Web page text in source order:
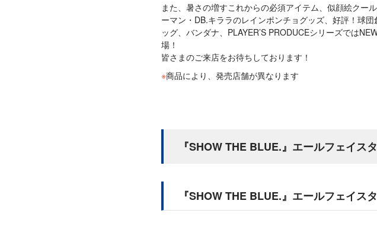
また、暑さの増すこれからの必須アイテム、似顔絵クー
ーマン・DB.キララのレインポンチョグッズ、好評！球
ッグ、バンダナ、PLAYER’S PRODUCEシリーズでは
場！
皆さまのご来店をお待ちしております！
※商品により、発売店舗が異なります
『SHOW THE BLUE.』エールフェイス
『SHOW THE BLUE.』エールフェイス